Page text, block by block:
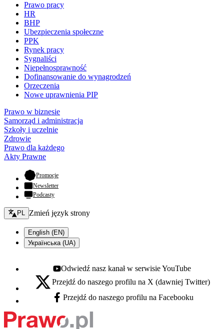
Prawo pracy
HR
BHP
Ubezpieczenia społeczne
PPK
Rynek pracy
Sygnaliści
Niepełnosprawność
Dofinansowanie do wynagrodzeń
Orzeczenia
Nowe uprawnienia PIP
Prawo w biznesie
Samorząd i administracja
Szkoły i uczelnie
Zdrowie
Prawo dla każdego
Akty Prawne
Promocje- otwiera się w nowej karcie
Newsletter
Podcasty
Zmień język - bieżący:
PL Zmień język strony
English (EN)
Українська (UA)
Youtube - otwiera się w nowej karcie
Odwiedź nasz kanał w serwisie YouTube
X - otwiera się w nowej karcie
Przejdź do naszego profilu na X (dawniej Twitter)
Facebook - otwiera się w nowej karcie
Przejdź do naszego profilu na Facebooku